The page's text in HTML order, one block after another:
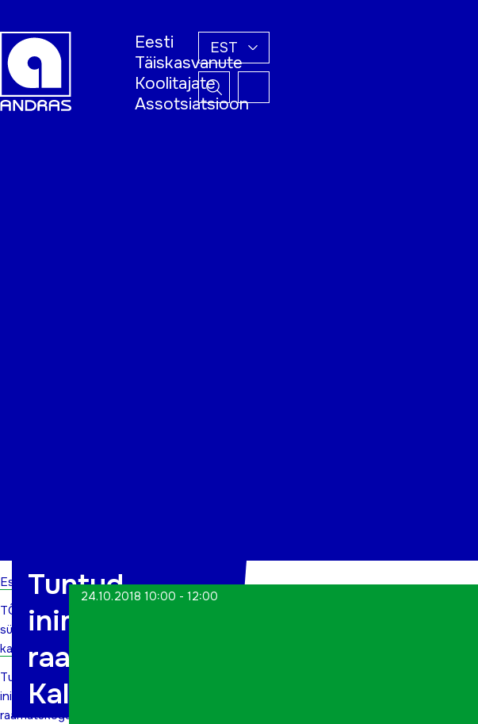
Eesti
Täiskasvanute
Koolitajate
Assotsiatsioon
EST
Esileht
TÕN
sündmuste
kalender
Tuntud
inimene
raamatukogus
Tuntud
inimene
raamatukogus
Kalle Nurk
24.10.2018 10:00 - 12:00